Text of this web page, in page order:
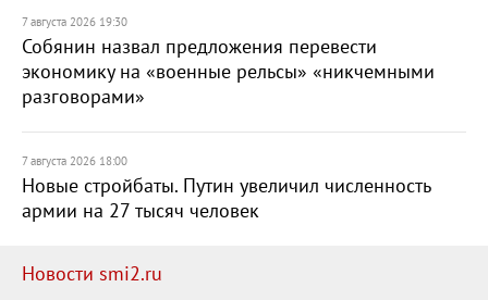
7 августа 2026 19:30
Собянин назвал предложения перевести
экономику на «военные рельсы» «никчемными
разговорами»
7 августа 2026 18:00
Новые стройбаты. Путин увеличил численность
армии на 27 тысяч человек
Новости smi2.ru